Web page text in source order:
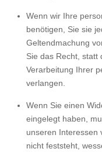
Wenn wir Ihre
benötigen, Sie sie
Geltendmachung
Sie das Recht, statt
Verarbeitung Ihrer
verlangen.
Wenn Sie einen
eingelegt haben,
unseren Interessen
nicht feststeht,